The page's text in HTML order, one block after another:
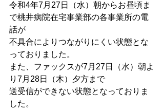
令和4年7月27日（水）朝からお昼頃ま
で桃井病院在宅事業部の各事業所の電
話が
不具合によりつながりにくい状態とな
っておりました。
また、ファックスが7月27日（水）朝よ
り7月28日（木）夕方まで
送受信ができない状態となっておりま
した。